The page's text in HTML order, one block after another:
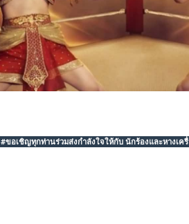
#ขอเชิญทุกท่านร่วมส่งกำลังใจให้กับ นักร้องและหางเ